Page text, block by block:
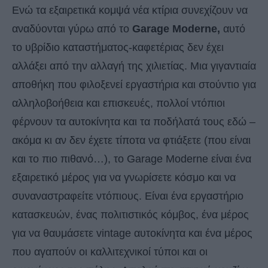
Ενώ τα εξαιρετικά κομψά νέα κτίρια συνεχίζουν να
αναδύονται γύρω από το Garage Moderne, αυτό
το υβρίδιο καταστήματος-καφετέριας δεν έχει
αλλάξει από την αλλαγή της χιλιετίας. Μια γιγαντιαία
αποθήκη που φιλοξενεί εργαστήρια και στούντιο για
αλληλοβοήθεια και επισκευές, πολλοί ντόπιοι
φέρνουν τα αυτοκίνητα και τα ποδήλατά τους εδώ –
ακόμα κι αν δεν έχετε τίποτα να φτιάξετε (που είναι
και το πιο πιθανό…), το Garage Moderne είναι ένα
εξαιρετικό μέρος για να γνωρίσετε κόσμο και να
συναναστραφείτε ντόπιους. Είναι ένα εργαστήριο
κατασκευών, ένας πολιτιστικός κόμβος, ένα μέρος
για να θαυμάσετε vintage αυτοκίνητα και ένα μέρος
που αγαπούν οι καλλιτεχνικοί τύποι και οι